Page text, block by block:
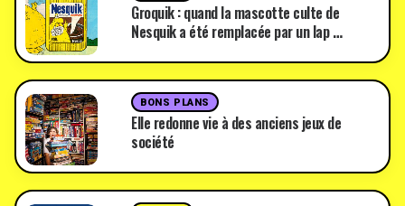
Groquik : quand la mascotte culte de
Nesquik a été remplacée par un lap …
BONS PLANS
Elle redonne vie à des anciens jeux de
société